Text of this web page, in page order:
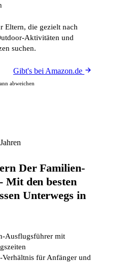
Eltern, die gezielt nach
Aktivitäten und
suchen.
Gibt's bei Amazon.de
abweichen
Der Familien-
Mit den besten
Unterwegs in
Ausflugsführer mit
Verhältnis für Anfänger und